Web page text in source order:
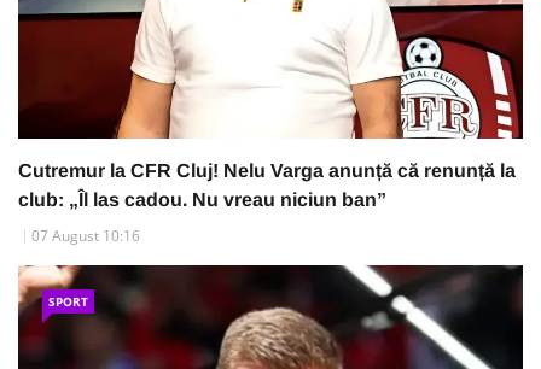
Cutremur la CFR Cluj! Nelu Varga anunță că renunță la
club: „Îl las cadou. Nu vreau niciun ban”
07 August 10:16
SPORT